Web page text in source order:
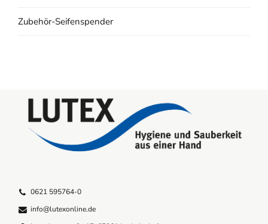
Zubehör-Seifenspender
0621 595764-0
info@lutexonline.de